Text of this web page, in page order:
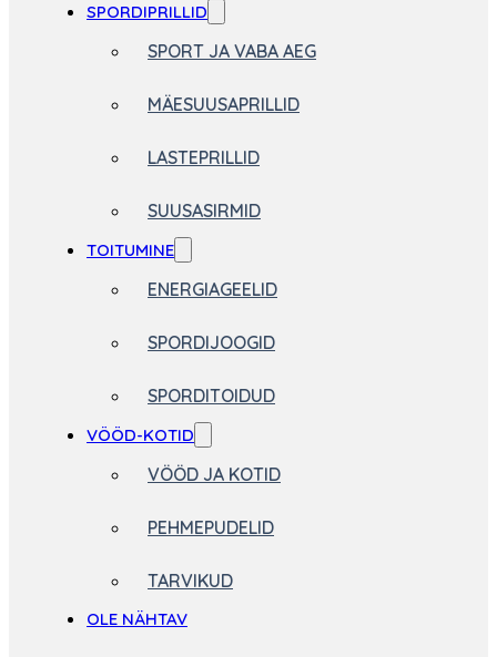
SPORDIPRILLID
SPORT JA VABA AEG
MÄESUUSAPRILLID
LASTEPRILLID
SUUSASIRMID
TOITUMINE
ENERGIAGEELID
SPORDIJOOGID
SPORDITOIDUD
VÖÖD-KOTID
VÖÖD JA KOTID
PEHMEPUDELID
TARVIKUD
OLE NÄHTAV